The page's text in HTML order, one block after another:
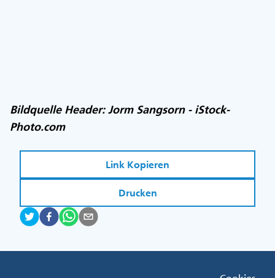
Bildquelle Header: Jorm Sangsorn - iStock-
Photo.com
Link Kopieren
Drucken